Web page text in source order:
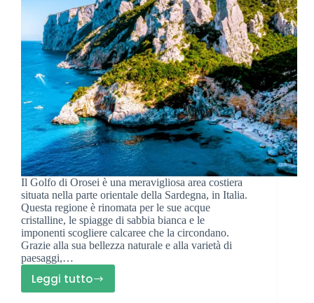
Il Golfo di Orosei è una meravigliosa area costiera
situata nella parte orientale della Sardegna, in Italia.
Questa regione è rinomata per le sue acque
cristalline, le spiagge di sabbia bianca e le
imponenti scogliere calcaree che la circondano.
Grazie alla sua bellezza naturale e alla varietà di
paesaggi,…
Leggi tutto
Orosei